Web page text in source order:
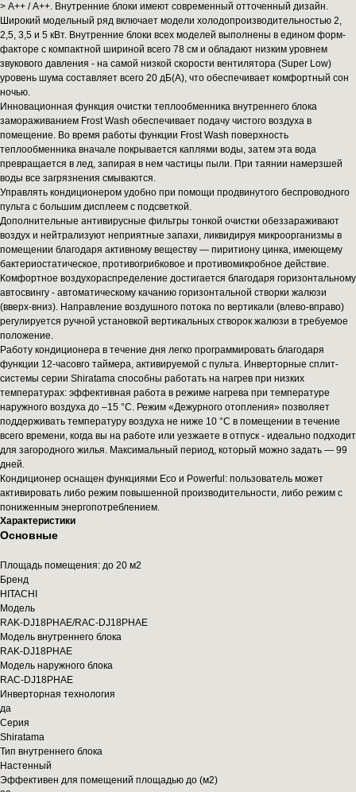
> А++ / A++. Внутренние блоки имеют современный отточенный дизайн.
Широкий модельный ряд включает модели холодопроизводительностью 2,
2,5, 3,5 и 5 кВт. Внутренние блоки всех моделей выполнены в едином форм-
факторе с компактной шириной всего 78 см и обладают низким уровнем
звукового давления - на самой низкой скорости вентилятора (Super Low)
уровень шума составляет всего 20 дБ(А), что обеспечивает комфортный сон
ночью.
Инновационная функция очистки теплообменника внутреннего блока
замораживанием Frost Wash обеспечивает подачу чистого воздуха в
помещение. Во время работы функции Frost Wash поверхность
теплообменника вначале покрывается каплями воды, затем эта вода
превращается в лед, запирая в нем частицы пыли. При таянии намерзшей
воды все загрязнения смываются.
Управлять кондиционером удобно при помощи продвинутого беспроводного
пульта с большим дисплеем с подсветкой.
Дополнительные антивирусные фильтры тонкой очистки обеззараживают
воздух и нейтрализуют неприятные запахи, ликвидируя микроорганизмы в
помещении благодаря активному веществу — пиритиону цинка, имеющему
бактериостатическое, противогрибковое и противомикробное действие.
Комфортное воздухораспределение достигается благодаря горизонтальному
автосвингу - автоматическому качанию горизонтальной створки жалюзи
(вверх-вниз). Направление воздушного потока по вертикали (влево-вправо)
регулируется ручной установкой вертикальных створок жалюзи в требуемое
положение.
Работу кондиционера в течение дня легко программировать благодаря
функции 12-часовго таймера, активируемой с пульта. Инверторные сплит-
системы серии Shiratama способны работать на нагрев при низких
температурах: эффективная работа в режиме нагрева при температуре
наружного воздуха до –15 °C. Режим «Дежурного отопления» позволяет
поддерживать температуру воздуха не ниже 10 °C в помещении в течение
всего времени, когда вы на работе или уезжаете в отпуск - идеально подходит
для загородного жилья. Максимальный период, который можно задать — 99
дней.
Кондиционер оснащен функциями Eco и Powerful: пользователь может
активировать либо режим повышенной производительности, либо режим с
пониженным энергопотреблением.
Характеристики
Основные
Площадь помещения: до 20 м2
Бренд
HITACHI
Модель
RAK-DJ18PHAE/RAC-DJ18PHAE
Модель внутреннего блока
RAK-DJ18PHAE
Модель наружного блока
RAC-DJ18PHAE
Инверторная технология
да
Серия
Shiratama
Тип внутреннего блока
Настенный
Эффективен для помещений площадью до (м2)